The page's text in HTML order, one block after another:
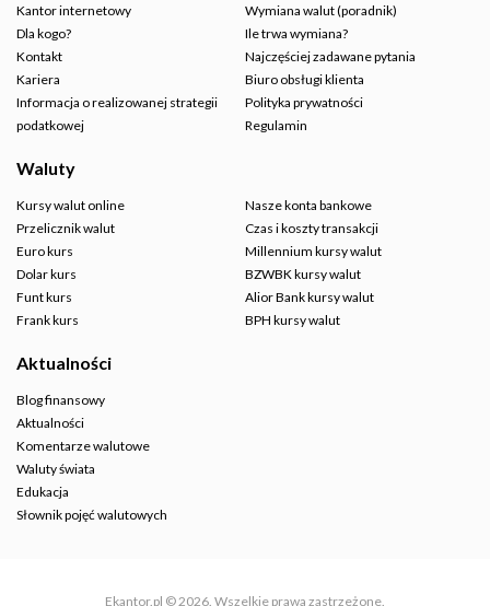
Kantor internetowy
Dla kogo?
Kontakt
Kariera
Informacja o realizowanej strategii
podatkowej
Wymiana walut (poradnik)
Ile trwa wymiana?
Najczęściej zadawane pytania
Biuro obsługi klienta
Polityka prywatności
Regulamin
Waluty
Kursy walut online
Przelicznik walut
Euro kurs
Dolar kurs
Funt kurs
Frank kurs
Nasze konta bankowe
Czas i koszty transakcji
Millennium kursy walut
BZWBK kursy walut
Alior Bank kursy walut
BPH kursy walut
Aktualności
Blog finansowy
Aktualności
Komentarze walutowe
Waluty świata
Edukacja
Słownik pojęć walutowych
Ekantor.pl © 2026. Wszelkie prawa zastrzeżone.